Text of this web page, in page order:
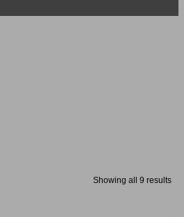
Showing all 9 results